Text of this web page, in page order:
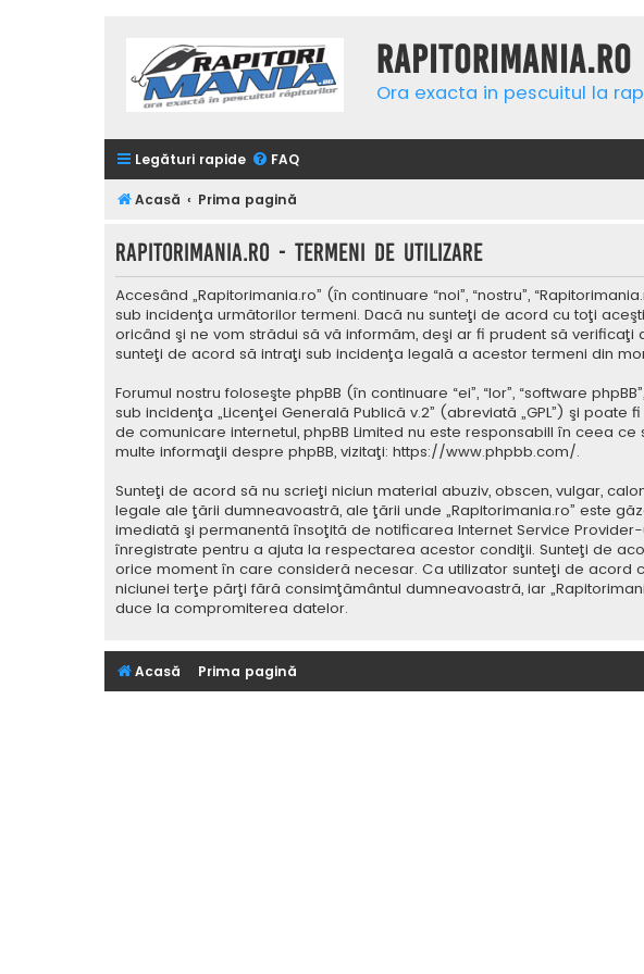
Rapitorimania.ro
Ora exacta in pescuitul la
Legături rapide FAQ
Acasă Prima pagină
Rapitorimania.ro - Termeni de utilizare
Accesând „Rapitorimania.ro” (în continuare “noi”, “nostru”,
sub incidenţa următorilor termeni. Dacă nu sunteţi de acord cu toţi
oricând şi ne vom strădui să vă informăm, deşi ar fi prudent să
sunteţi de acord să intraţi sub incidenţa legală a acestor termeni din
Forumul nostru foloseşte phpBB (în continuare “ei”, “lor”, “software
sub incidenţa „Licenţei Generală Publică v.2” (abreviată „GPL”) şi poate
de comunicare internetul, phpBB Limited nu este responsabill în ceea
multe informaţii despre phpBB, vizitaţi: https://www.phpbb.com/.
Sunteţi de acord să nu scrieţi niciun material abuziv, obscen, vulgar,
legale ale ţării dumneavoastră, ale ţării unde „Rapitorimania.ro” este
imediată şi permanentă însoţită de notificarea Internet Service
înregistrate pentru a ajuta la respectarea acestor condiţii. Sunteţi de
orice moment în care consideră necesar. Ca utilizator sunteţi de
niciunei terţe părţi fără consimţământul dumneavoastră, iar
duce la compromiterea datelor.
Acasă Prima pagină